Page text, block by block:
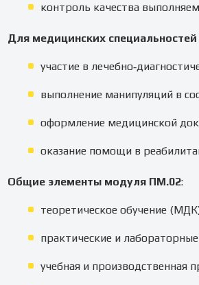
контроль качества
Для медицинских специальностей
участие в
выполнение манипуляций в
оформление медицинской
оказание помощи в
Общие элементы модуля ПМ.02:
теоретическое обучение
практические и лабораторные
учебная и производственная